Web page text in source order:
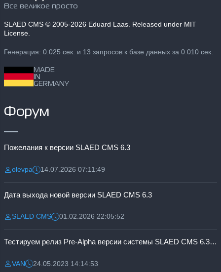
Все великое просто
SLAED CMS © 2005-2026 Eduard Laas. Released under MIT
License.
Генерация: 0.025 сек. и 13 запросов к базе данных за 0.010 сек.
MADE
IN
GERMANY
Форум
Пожелания к версии SLAED CMS 6.3
Разместил:
olevpaДата:14.07.2026 07:11:49
Дата выхода новой версии SLAED CMS 6.3
Разместил:
SLAED CMSДата:01.02.2026 22:05:52
Тестируем релиз Pre-Alpha версии системы SLAED CMS 6.3 Pro
Разместил:
VANДата:24.05.2023 14:14:53